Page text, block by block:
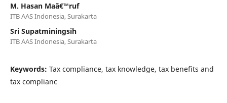
M. Hasan Maâ€™ruf
ITB AAS Indonesia, Surakarta
Sri Supatminingsih
ITB AAS Indonesia, Surakarta
Keywords: Tax compliance, tax knowledge, tax benefits and
tax complianc